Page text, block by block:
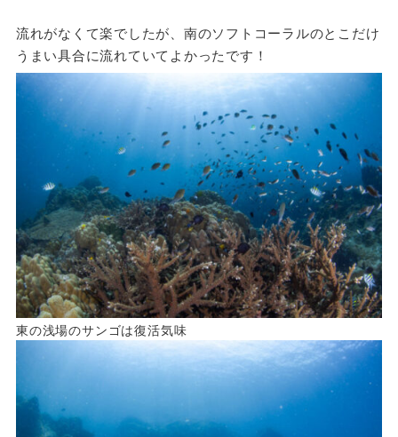
流れがなくて楽でしたが、南のソフトコーラルのとこだけ
うまい具合に流れていてよかったです！
東の浅場のサンゴは復活気味